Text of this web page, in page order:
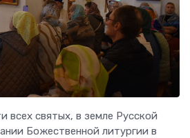
всех святых, в земле Русской
Божественной литургии в